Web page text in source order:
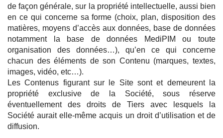
de façon générale, sur la propriété intellectuelle, aussi bien
en ce qui concerne sa forme (choix, plan, disposition des
matières, moyens d’accès aux données, base de données
notamment la base de données MediPIM ou toute
organisation des données…), qu’en ce qui concerne
chacun des éléments de son Contenu (marques, textes,
images, vidéo, etc…).
Les Contenus figurant sur le Site sont et demeurent la
propriété exclusive de la Société, sous réserve
éventuellement des droits de Tiers avec lesquels la
Société aurait elle-même acquis un droit d’utilisation et de
diffusion.